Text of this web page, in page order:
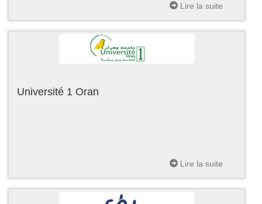
Lire la suite
Université 1 Oran
Lire la suite